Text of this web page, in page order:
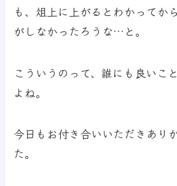
も、俎上に上がるとわかってか
がしなかったろうな…と。
こういうのって、誰にも良いこ
よね。
今日もお付き合いいただきあり
た。